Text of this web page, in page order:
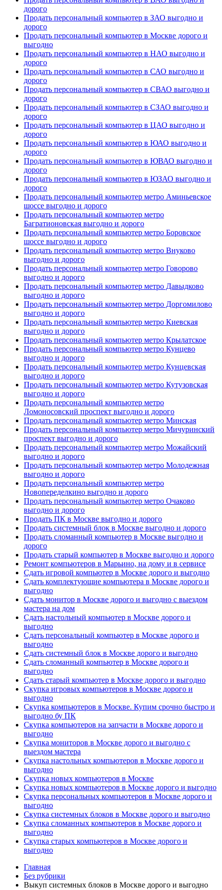
дорого
Продать персональный компьютер в ЗАО выгодно и
дорого
Продать персональный компьютер в Москве дорого и
выгодно
Продать персональный компьютер в НАО выгодно и
дорого
Продать персональный компьютер в САО выгодно и
дорого
Продать персональный компьютер в СВАО выгодно и
дорого
Продать персональный компьютер в СЗАО выгодно и
дорого
Продать персональный компьютер в ЦАО выгодно и
дорого
Продать персональный компьютер в ЮАО выгодно и
дорого
Продать персональный компьютер в ЮВАО выгодно и
дорого
Продать персональный компьютер в ЮЗАО выгодно и
дорого
Продать персональный компьютер метро Аминьевское
шоссе выгодно и дорого
Продать персональный компьютер метро
Багратионовская выгодно и дорого
Продать персональный компьютер метро Боровское
шоссе выгодно и дорого
Продать персональный компьютер метро Внуково
выгодно и дорого
Продать персональный компьютер метро Говорово
выгодно и дорого
Продать персональный компьютер метро Давыдково
выгодно и дорого
Продать персональный компьютер метро Доргомилово
выгодно и дорого
Продать персональный компьютер метро Киевская
выгодно и дорого
Продать персональный компьютер метро Крылатское
Продать персональный компьютер метро Кунцево
выгодно и дорого
Продать персональный компьютер метро Кунцевская
выгодно и дорого
Продать персональный компьютер метро Кутузовская
выгодно и дорого
Продать персональный компьютер метро
Ломоносовский проспект выгодно и дорого
Продать персональный компьютер метро Минская
Продать персональный компьютер метро Мичуринский
проспект выгодно и дорого
Продать персональный компьютер метро Можайский
выгодно и дорого
Продать персональный компьютер метро Молодежная
выгодно и дорого
Продать персональный компьютер метро
Новопеределкино выгодно и дорого
Продать персональный компьютер метро Очаково
выгодно и дорого
Продать ПК в Москве выгодно и дорого
Продать системный блок в Москве выгодно и дорого
Продать сломанный компьютер в Москве выгодно и
дорого
Продать старый компьютер в Москве выгодно и дорого
Ремонт компьютеров в Марьино, на дому и в сервисе
Сдать игровой компьютер в Москве дорого и выгодно
Сдать комплектующие компьютера в Москве дорого и
выгодно
Сдать монитор в Москве дорого и выгодно с выездом
мастера на дом
Сдать настольный компьютер в Москве дорого и
выгодно
Сдать персональный компьютер в Москве дорого и
выгодно
Сдать системный блок в Москве дорого и выгодно
Сдать сломанный компьютер в Москве дорого и
выгодно
Сдать старый компьютер в Москве дорого и выгодно
Скупка игровых компьютеров в Москве дорого и
выгодно
Скупка компьютеров в Москве. Купим срочно быстро и
выгодно бу ПК
Скупка компьютеров на запчасти в Москве дорого и
выгодно
Скупка мониторов в Москве дорого и выгодно с
выездом мастера
Скупка настольных компьютеров в Москве дорого и
выгодно
Скупка новых компьютеров в Москве
Скупка новых компьютеров в Москве дорого и выгодно
Скупка персональных компьютеров в Москве дорого и
выгодно
Скупка системных блоков в Москве дорого и выгодно
Скупка сломанных компьютеров в Москве дорого и
выгодно
Скупка старых компьютеров в Москве дорого и
выгодно
Главная
Без рубрики
Выкуп системных блоков в Москве дорого и выгодно